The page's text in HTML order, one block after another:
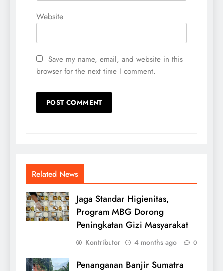
Website
Save my name, email, and website in this
browser for the next time I comment.
Related News
Jaga Standar Higienitas,
Program MBG Dorong
Peningkatan Gizi Masyarakat
Kontributor 4 months ago 0
Penanganan Banjir Sumatra